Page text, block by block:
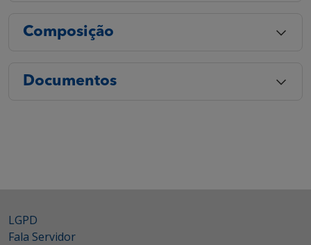
Composição
Documentos
LGPD
Fala Servidor